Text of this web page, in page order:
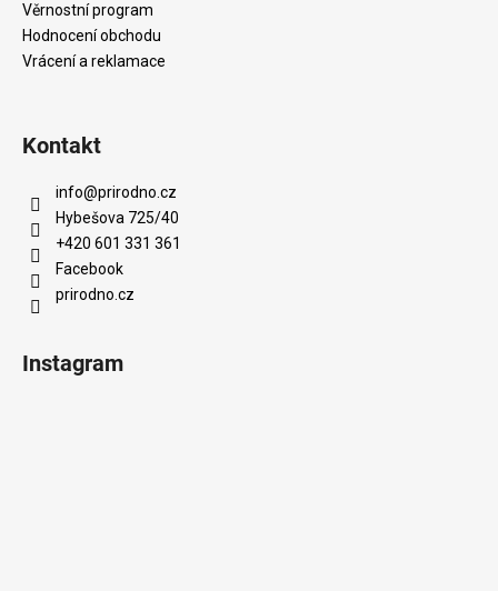
Věrnostní program
Hodnocení obchodu
Vrácení a reklamace
Kontakt
info@prirodno.cz
Hybešova 725/40
+420 601 331 361
Facebook
prirodno.cz
Instagram